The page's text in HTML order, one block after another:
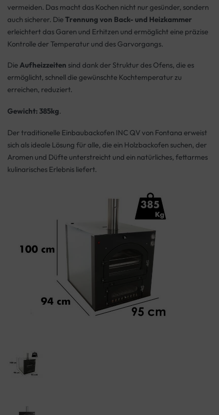
vermeiden. Das macht das Kochen nicht nur gesünder, sondern
auch sicherer. DieTrennung von Back- und Heizkammer
erleichtert das Garen und Erhitzen und ermöglicht eine präzise
Kontrolle der Temperatur und des Garvorgangs.
DieAufheizzeiten sind dank der Struktur des Ofens, die es
ermöglicht, schnell die gewünschte Kochtemperatur zu
erreichen, reduziert.
Gewicht: 385kg.
Der traditionelle Einbaubackofen INC QV von Fontana erweist
sich als ideale Lösung für alle, die ein Holzbackofen suchen, der
Aromen und Düfte unterstreicht und ein natürliches, fettarmes
kulinarisches Erlebnis liefert.